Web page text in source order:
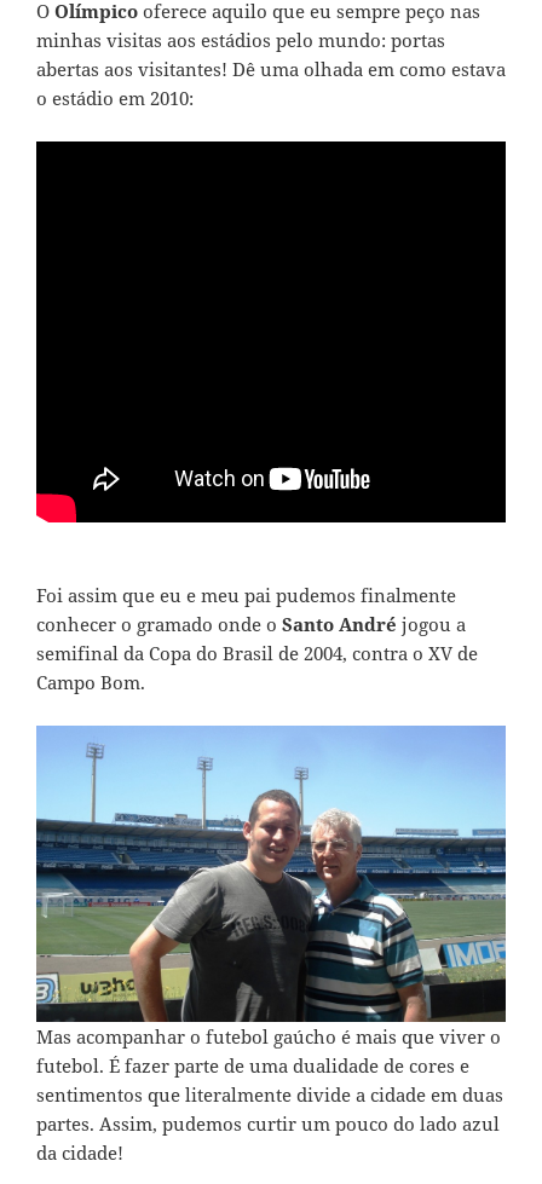
O Olímpico oferece aquilo que eu sempre peço nas
minhas visitas aos estádios pelo mundo: portas
abertas aos visitantes! Dê uma olhada em como estava
o estádio em 2010:
Foi assim que eu e meu pai pudemos finalmente
conhecer o gramado onde o Santo André jogou a
semifinal da Copa do Brasil de 2004, contra o XV de
Campo Bom.
Mas acompanhar o futebol gaúcho é mais que viver o
futebol. É fazer parte de uma dualidade de cores e
sentimentos que literalmente divide a cidade em duas
partes. Assim, pudemos curtir um pouco do lado azul
da cidade!